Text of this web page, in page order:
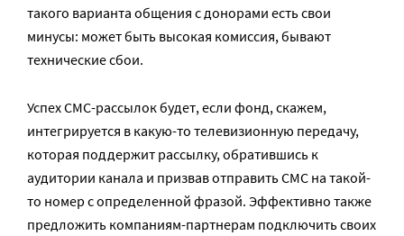
такого варианта общения с донорами есть свои
минусы: может быть высокая комиссия, бывают
технические сбои.
Успех СМС-рассылок будет, если фонд, скажем,
интегрируется в какую-то телевизионную передачу,
которая поддержит рассылку, обратившись к
аудитории канала и призвав отправить СМС на такой-
то номер с определенной фразой. Эффективно также
предложить компаниям-партнерам подключить своих